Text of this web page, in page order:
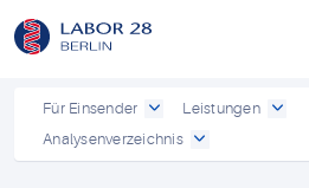
Für Einsender
Leistungen
Analysenverzeichnis